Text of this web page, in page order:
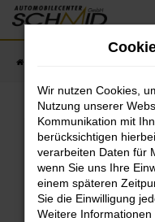
Zum
Hauptinhalt
Fehler:
Beim Laden ist ein
Hier sind ein paar
Überprüfe deine
Wir nutzen Cookies,
Nutzung unserer
Kommunikation mit
berücksichtigen
verarbeiten Daten für
wenn Sie uns Ihre
einem späteren
Sie die Einwilligung
Weitere